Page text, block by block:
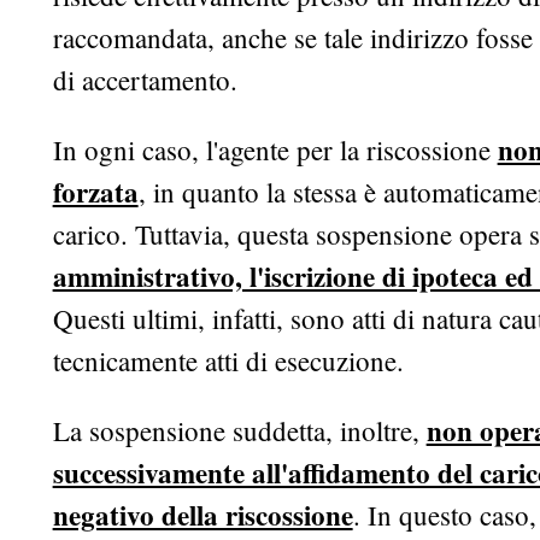
raccomandata, anche se tale indirizzo
di accertamento.
In ogni caso, l'agente per la riscossione
forzata, in quanto la stessa è
carico. Tuttavia, questa sospensione
amministrativo, l'iscrizione di ipoteca
Questi ultimi, infatti, sono atti di natura
tecnicamente atti di esecuzione.
La sospensione suddetta, inoltre, non
successivamente all'affidamento del
negativo della riscossione. In questo